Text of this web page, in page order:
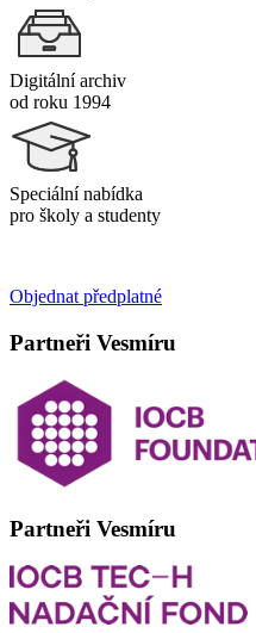
Digitální archiv
od roku 1994
Speciální nabídka
pro školy a studenty
Objednat předplatné
Partneři Vesmíru
Partneři Vesmíru